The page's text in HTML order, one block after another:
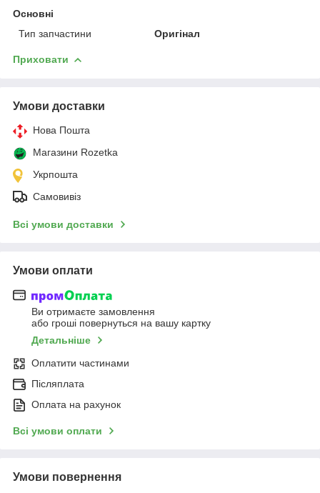
Основні
Тип запчастини
Оригінал
Приховати
Умови доставки
Нова Пошта
Магазини Rozetka
Укрпошта
Самовивіз
Всі умови доставки
Умови оплати
Ви отримаєте замовлення
або гроші повернуться на вашу картку
Детальніше
Оплатити частинами
Післяплата
Оплата на рахунок
Всі умови оплати
Умови повернення